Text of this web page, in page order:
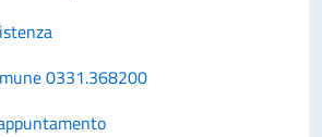
0331.368200